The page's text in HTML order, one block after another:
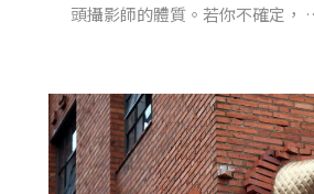
頭攝影師的體質。若你不確定